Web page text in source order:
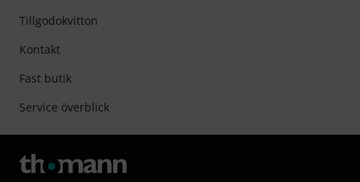
Tillgodokvitton
Kontakt
Fast butik
Service överblick